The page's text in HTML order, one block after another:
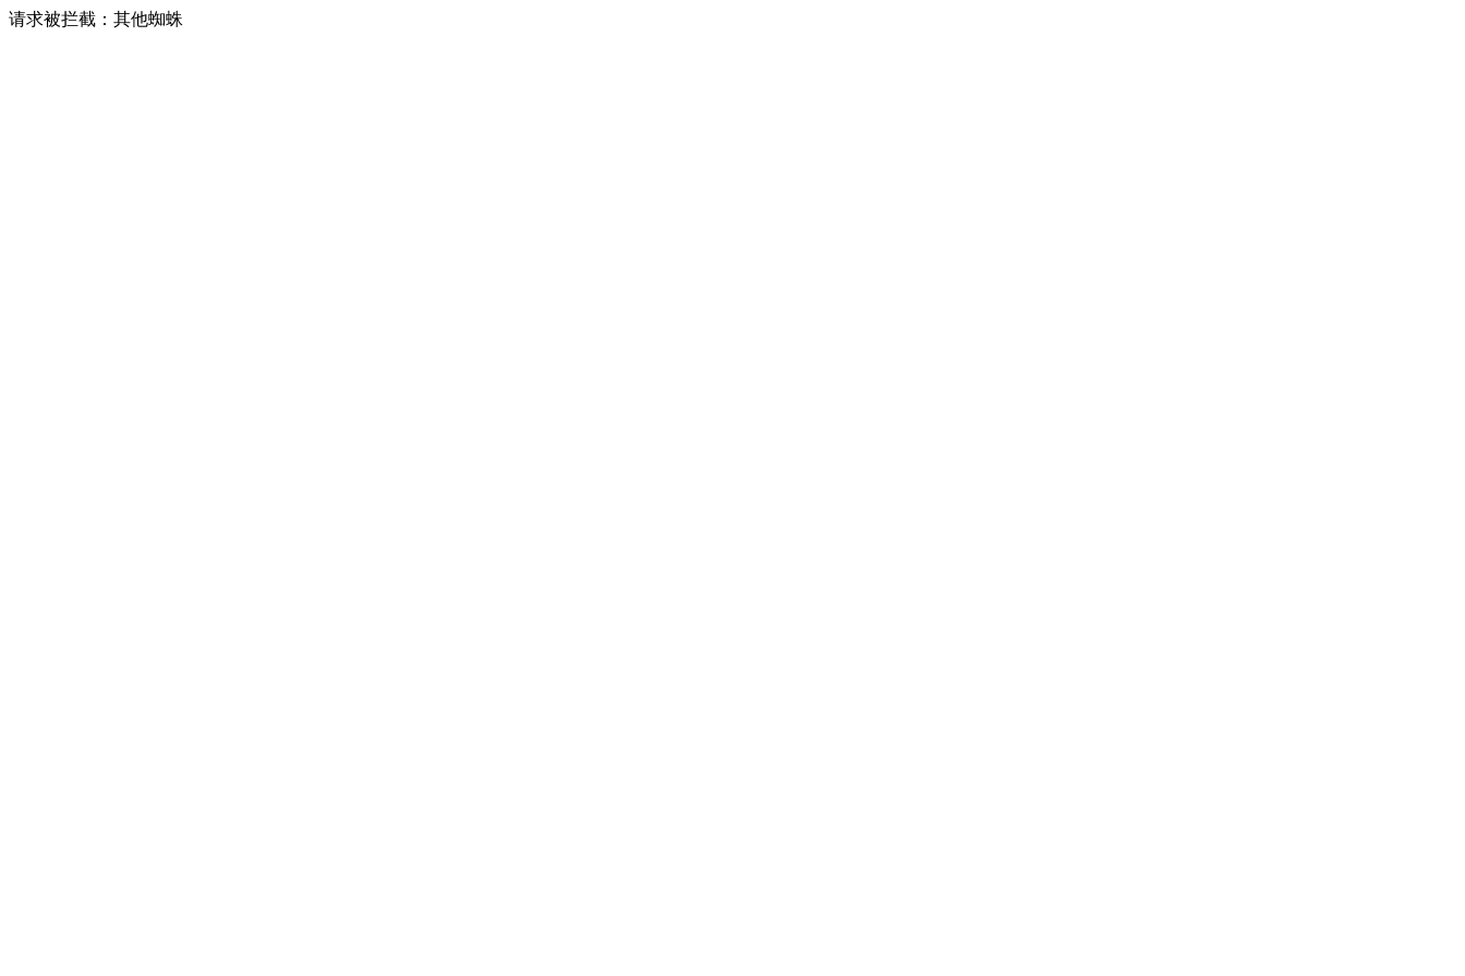
请求被拦截：其他蜘蛛